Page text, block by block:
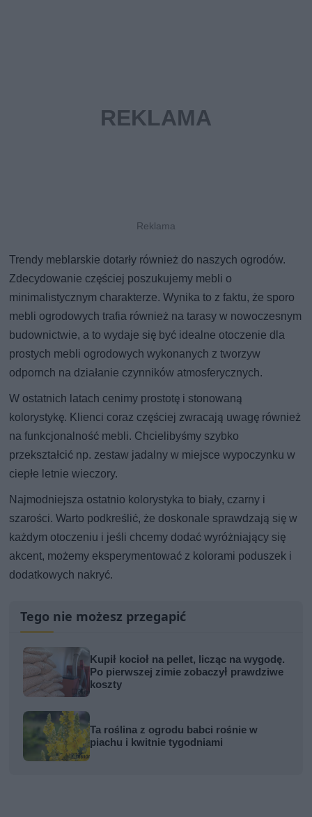
Trendy meblarskie dotarły również do naszych ogrodów.
Zdecydowanie częściej poszukujemy mebli o
minimalistycznym charakterze. Wynika to z faktu, że sporo
mebli ogrodowych trafia również na tarasy w nowoczesnym
budownictwie, a to wydaje się być idealne otoczenie dla
prostych mebli ogrodowych wykonanych z tworzyw
odpornch na działanie czynników atmosferycznych.
W ostatnich latach cenimy prostotę i stonowaną
kolorystykę. Klienci coraz częściej zwracają uwagę również
na funkcjonalność mebli. Chcielibyśmy szybko
przekształcić np. zestaw jadalny w miejsce wypoczynku w
ciepłe letnie wieczory.
Najmodniejsza ostatnio kolorystyka to biały, czarny i
szarości. Warto podkreślić, że doskonale sprawdzają się w
każdym otoczeniu i jeśli chcemy dodać wyróżniający się
akcent, możemy eksperymentować z kolorami poduszek i
dodatkowych nakryć.
Tego nie możesz przegapić
Kupił kocioł na pellet, licząc na wygodę.
Po pierwszej zimie zobaczył prawdziwe
koszty
Ta roślina z ogrodu babci rośnie w
piachu i kwitnie tygodniami